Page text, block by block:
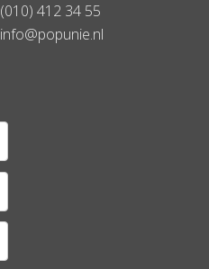
(010) 412 34 55
info@popunie.nl